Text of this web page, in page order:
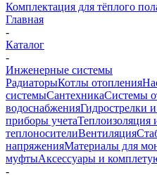
Комплектация для тёплого
Главная
-
Каталог
-
Инженерные системы
РадиаторыКотлы отопления
системыСантехникаСистемы
водоснабженияГидрострелки
приборы учетаТеплоизоляция
теплоносителиВентиляция
напряженияМатериалы для
муфтыАксессуары и
-